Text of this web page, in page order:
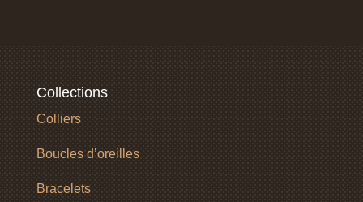
Collections
Colliers
Boucles d’oreilles
Bracelets